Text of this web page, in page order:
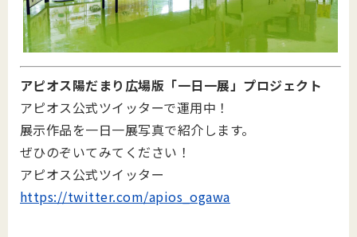
アピオス陽だまり広場版「一日一展」プロジェクト
アピオス公式ツイッターで運用中！
展示作品を一日一展写真で紹介します。
ぜひのぞいてみてください！
アピオス公式ツイッター
https://twitter.com/apios_ogawa